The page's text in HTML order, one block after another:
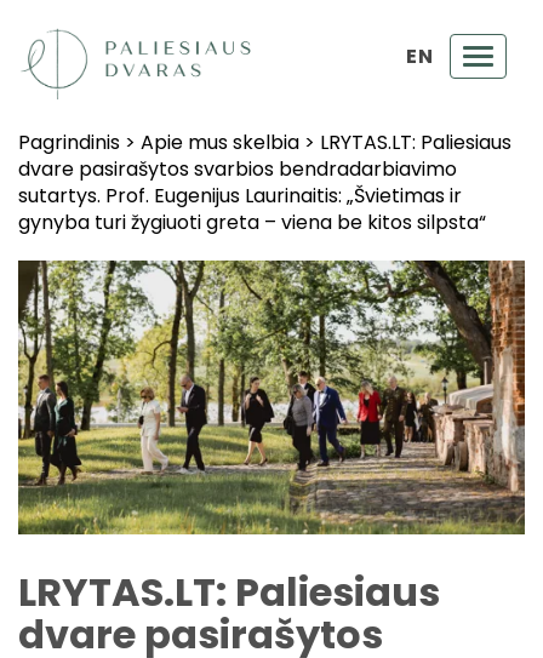
EN
Pagrindinis > Apie mus skelbia > LRYTAS.LT: Paliesiaus
dvare pasirašytos svarbios bendradarbiavimo
sutartys. Prof. Eugenijus Laurinaitis: „Švietimas ir
gynyba turi žygiuoti greta – viena be kitos silpsta“
LRYTAS.LT: Paliesiaus
dvare pasirašytos